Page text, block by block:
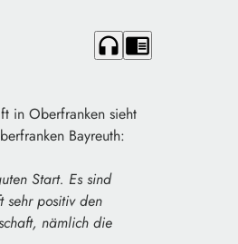
headphones chrome_reader_mode
in Oberfranken sieht
Bayreuth:
Start. Es sind
sehr positiv den
nämlich die